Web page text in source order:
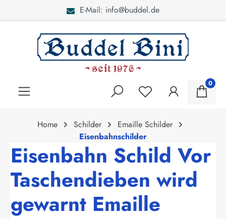
E-Mail: info@buddel.de
0
Home Schilder
Emaille Schilder
Eisenbahnschilder
Eisenbahn Schild Vor
Taschendieben wird
gewarnt Emaille